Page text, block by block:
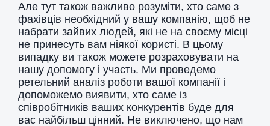
Але тут також важливо розуміти, хто саме з
фахівців необхідний у вашу компанію, щоб не
набрати зайвих людей, які не на своєму місці
не принесуть вам ніякої користі. В цьому
випадку ви також можете розраховувати на
нашу допомогу і участь. Ми проведемо
ретельний аналіз роботи вашої компанії і
допоможемо виявити, хто саме із
співробітників ваших конкурентів буде для
вас найбільш цінний. Не виключено, що нам